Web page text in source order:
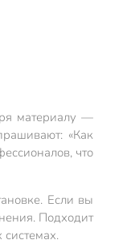
материалу —
«Как
что
Если вы
Подходит